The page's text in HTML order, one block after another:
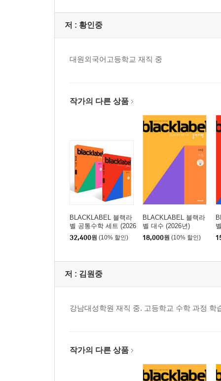
저 : 황인중
대원외국어고등학교 재직 중
작가의 다른 상품
BLACKLABEL 블랙라
벨 공통수학 세트 (2026
년용)
32,400원 (10% 할인)
BLACKLABEL 블랙라
벨 대수 (2026년)
18,000원 (10% 할인)
저 : 김원중
강남대성학원 재직 중. 고등학교 수학 과정
작가의 다른 상품